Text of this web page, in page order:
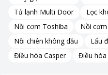
Nước đạt chuẩn, giàu lợi ích
WHD6K1 tạo nước uống đạt
chất tăng khả năng chống oxy
Tủ lạnh Multi Door
Lọc
Nồi cơm Toshiba
Nồi cơm
Nồi chiên không dầu
Lẩu
Điều hòa Casper
Điều hòa